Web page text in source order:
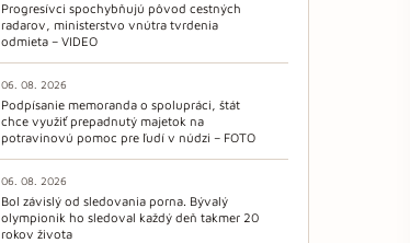
Progresívci spochybňujú pôvod cestných
radarov, ministerstvo vnútra tvrdenia
odmieta – VIDEO
06. 08. 2026
Podpísanie memoranda o spolupráci, štát
chce využiť prepadnutý majetok na
potravinovú pomoc pre ľudí v núdzi – FOTO
06. 08. 2026
Bol závislý od sledovania porna. Bývalý
olympionik ho sledoval každý deň takmer 20
rokov života